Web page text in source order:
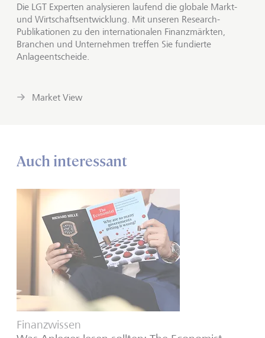
Die LGT Experten analysieren laufend die globale Markt-
und Wirtschaftsentwicklung. Mit unseren Research-
Publikationen zu den internationalen Finanzmärkten,
Branchen und Unternehmen treffen Sie fundierte
Anlageentscheide.
Market View
Auch interessant
Finanzwissen